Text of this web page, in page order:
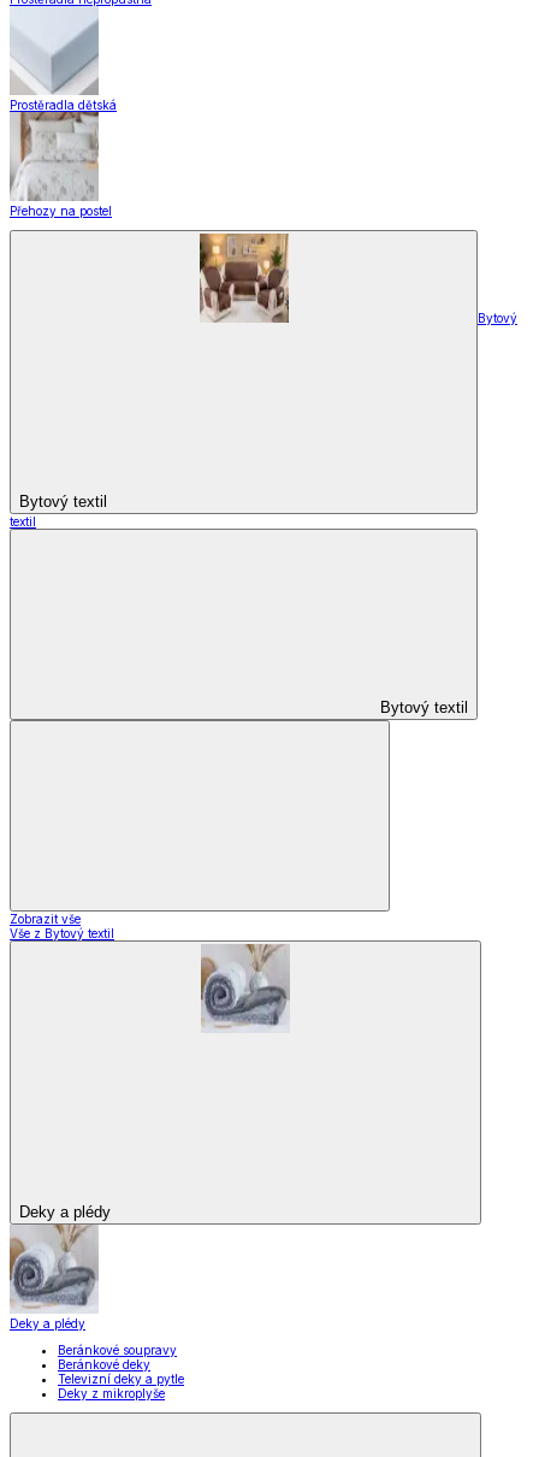
Prostěradla dětská
Přehozy na postel
Bytový textil
Bytový
textil
Bytový textil
Zobrazit vše
Vše z Bytový textil
Deky a plédy
Deky a plédy
Beránkové soupravy
Beránkové deky
Televizní deky a pytle
Deky z mikroplyše